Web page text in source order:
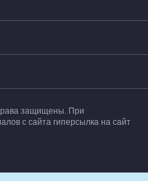
защищены. При
с сайта гиперсылка на сайт